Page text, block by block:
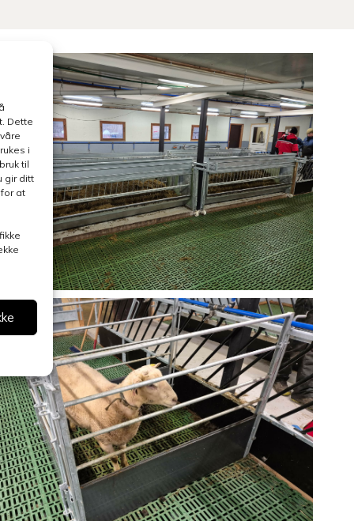
Dette
i
til
gir ditt
at